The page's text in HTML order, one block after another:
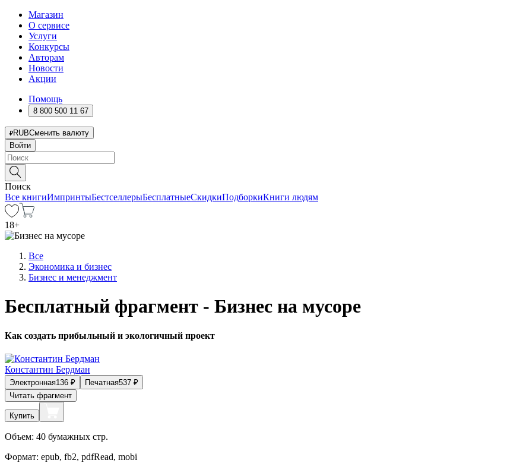
Магазин
О сервисе
Услуги
Конкурсы
Авторам
Новости
Акции
Помощь
8 800 500 11 67
RUBСменить валюту
Войти
Поиск
Все книгиИмпринтыБестселлерыБесплатныеСкидкиПодборкиКниги людям
18+
Все
Экономика и бизнес
Бизнес и менеджмент
Бесплатный фрагмент - Бизнес на мусоре
Как создать прибыльный и экологичный проект
Константин Бердман
Электронная136 ₽ Печатная537 ₽
Читать фрагмент
Купить
Объем: 40 бумажных стр.
Формат: epub, fb2, pdfRead, mobi